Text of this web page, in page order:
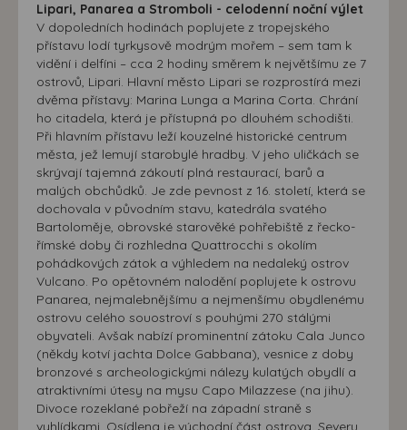
Lipari, Panarea a Stromboli - celodenní noční výlet
V dopoledních hodinách poplujete z tropejského
přístavu lodí tyrkysově modrým mořem – sem tam k
vidění i delfíni – cca 2 hodiny směrem k největšímu ze 7
ostrovů, Lipari. Hlavní město Lipari se rozprostírá mezi
dvěma přístavy: Marina Lunga a Marina Corta. Chrání
ho citadela, která je přístupná po dlouhém schodišti.
Při hlavním přístavu leží kouzelné historické centrum
města, jež lemují starobylé hradby. V jeho uličkách se
skrývají tajemná zákoutí plná restaurací, barů a
malých obchůdků. Je zde pevnost z 16. století, která se
dochovala v původním stavu, katedrála svatého
Bartoloměje, obrovské starověké pohřebiště z řecko-
římské doby či rozhledna Quattrocchi s okolím
pohádkových zátok a výhledem na nedaleký ostrov
Vulcano. Po opětovném nalodění poplujete k ostrovu
Panarea, nejmalebnějšímu a nejmenšímu obydlenému
ostrovu celého souostroví s pouhými 270 stálými
obyvateli. Avšak nabízí prominentní zátoku Cala Junco
(někdy kotví jachta Dolce Gabbana), vesnice z doby
bronzové s archeologickými nálezy kulatých obydlí a
atraktivními útesy na mysu Capo Milazzese (na jihu).
Divoce rozeklané pobřeží na západní straně s
vyhlídkami. Osídlena je východní část ostrova. Severu